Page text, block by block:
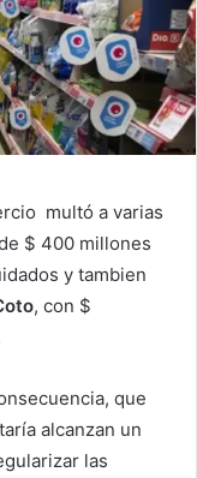
multó a varias
$ 400 millones
y tambien
, con $
que
alcanzan un
las